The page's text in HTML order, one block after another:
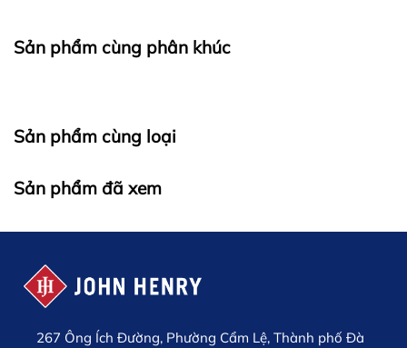
Sản phẩm cùng phân khúc
Sản phẩm cùng loại
Sản phẩm đã xem
267 Ông Ích Đường, Phường Cẩm Lệ, Thành phố Đà